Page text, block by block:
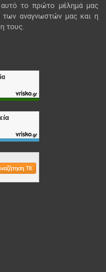
το πρώτο μέλημά μας
των αναγνωστών μας και η
τους.